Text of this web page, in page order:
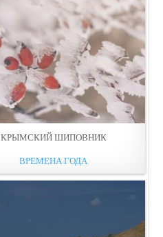
КРЫМСКИЙ ШИПОВНИК
ВРЕМЕНА ГОДА